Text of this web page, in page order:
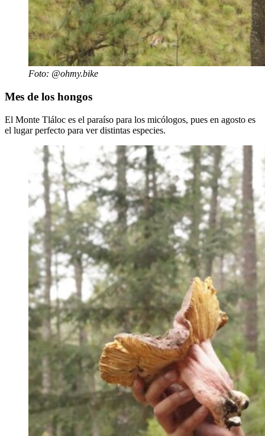
Foto: @ohmy.bike
Mes de los hongos
El Monte Tláloc es el paraíso para los micólogos, pues en agosto es
el lugar perfecto para ver distintas especies.